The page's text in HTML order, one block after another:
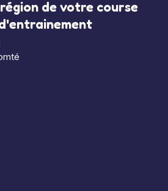
de votre course